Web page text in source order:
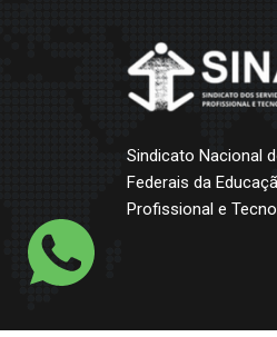
Sindicato Nacional
Federais da
Profissional e